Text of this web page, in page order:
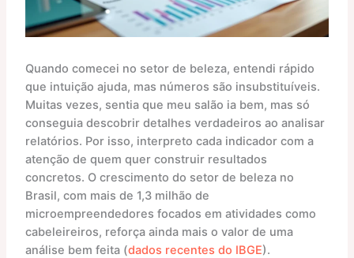
Quando comecei no setor de beleza, entendi rápido
que intuição ajuda, mas números são insubstituíveis.
Muitas vezes, sentia que meu salão ia bem, mas só
conseguia descobrir detalhes verdadeiros ao analisar
relatórios. Por isso, interpreto cada indicador com a
atenção de quem quer construir resultados
concretos. O crescimento do setor de beleza no
Brasil, com mais de 1,3 milhão de
microempreendedores focados em atividades como
cabeleireiros, reforça ainda mais o valor de uma
análise bem feita (dados recentes do IBGE).